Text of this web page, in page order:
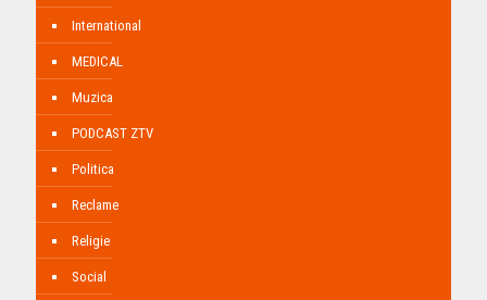
International
MEDICAL
Muzica
PODCAST ZTV
Politica
Reclame
Religie
Social